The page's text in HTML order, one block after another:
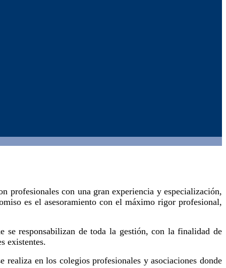
profesionales con una gran experiencia y especialización,
es el asesoramiento con el máximo rigor profesional,
se responsabilizan de toda la gestión, con la finalidad de
existentes.
en los colegios profesionales y asociaciones donde